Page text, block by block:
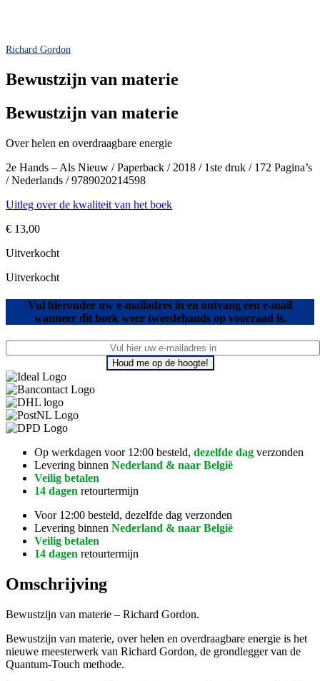
Richard Gordon
Bewustzijn van materie
Bewustzijn van materie
Over helen en overdraagbare energie
2e Hands – Als Nieuw / Paperback / 2018 / 1ste druk / 172 Pagina’s
/ Nederlands / 9789020214598
Uitleg over de kwaliteit van het boek
€ 13,00
Uitverkocht
Uitverkocht
Vul hieronder uw e-mailadres in en ontvang een e-mail
wanneer dit boek weer tweedehands op voorraad is.
Houd me op de hoogte!
Op werkdagen voor 12:00 besteld, dezelfde dag verzonden
Levering binnen Nederland & naar België
Veilig betalen
14 dagen retourtermijn
Voor 12:00 besteld, dezelfde dag verzonden
Levering binnen Nederland & naar België
Veilig betalen
14 dagen retourtermijn
Omschrijving
Bewustzijn van materie – Richard Gordon.
Bewustzijn van materie, over helen en overdraagbare energie is het
nieuwe meesterwerk van Richard Gordon, de grondlegger van de
Quantum-Touch methode.